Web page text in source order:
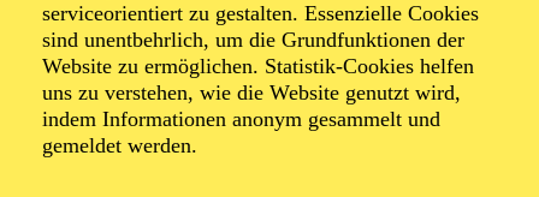
serviceorientiert zu gestalten. Essenzielle Cookies
sind unentbehrlich, um die Grundfunktionen der
Website zu ermöglichen. Statistik-Cookies helfen
uns zu verstehen, wie die Website genutzt wird,
indem Informationen anonym gesammelt und
gemeldet werden.
Oper in drei Akten von Elfrida Andrée
Libretto von Selma Lagerlöf nach dem Versepos von
Esaias Tegnér
Unter der Schirmherrschaft der Botschafterin
Schwedens in der Bundesrepublik Deutschland Frau